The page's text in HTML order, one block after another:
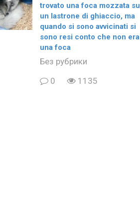
trovato una foca mozzata su
un lastrone di ghiaccio, ma
quando si sono avvicinati si
sono resi conto che non era
una foca
Без рубрики
0
1135